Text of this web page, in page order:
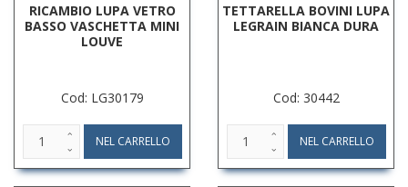
RICAMBIO LUPA VETRO
BASSO VASCHETTA MINI
LOUVE
Cod: LG30179
TETTARELLA BOVINI LUPA
LEGRAIN BIANCA DURA
Cod: 30442